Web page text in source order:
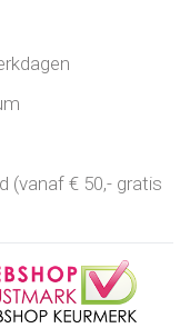
(vanaf € 50,- gratis